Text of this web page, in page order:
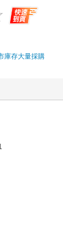
庫存大量採購